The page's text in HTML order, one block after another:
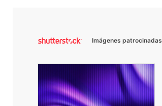
Imágenes patrocinadas